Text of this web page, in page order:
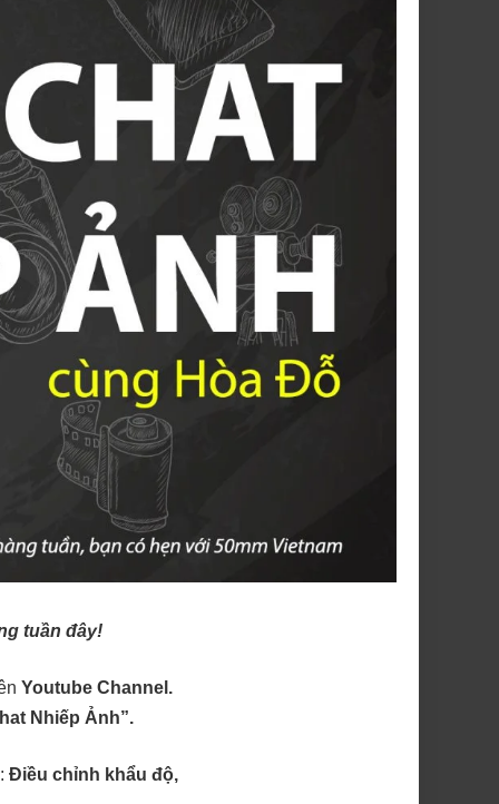
tuần đây!
Youtube Channel.
Nhiếp Ảnh”.
Điều chỉnh khẩu độ,